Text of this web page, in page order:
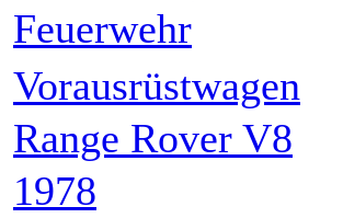
Feuerwehr
Vorausrüstwagen
Range Rover V8
1978